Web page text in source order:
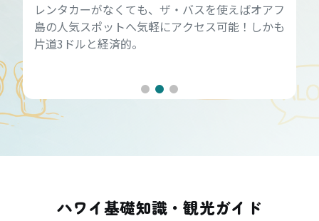
レンタカーがなくても、ザ・バスを使えばオアフ
島の人気スポットへ気軽にアクセス可能！しかも
片道3ドルと経済的。
ハワイ基礎知識・観光ガイド